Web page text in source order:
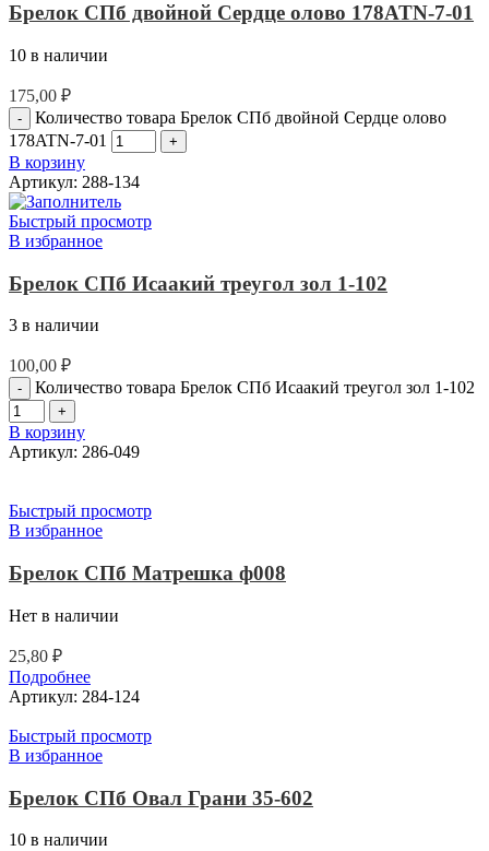
Брелок СПб двойной Сердце олово 178ATN-7-01
10 в наличии
175,00 ₽
Количество товара Брелок СПб двойной Сердце олово
178ATN-7-01
В корзину
Артикул: 288-134
Быстрый просмотр
В избранное
Брелок СПб Исаакий треугол зол 1-102
3 в наличии
100,00 ₽
Количество товара Брелок СПб Исаакий треугол зол 1-102
В корзину
Артикул: 286-049
Быстрый просмотр
В избранное
Брелок СПб Матрешка ф008
Нет в наличии
25,80 ₽
Подробнее
Артикул: 284-124
Быстрый просмотр
В избранное
Брелок СПб Овал Грани 35-602
10 в наличии